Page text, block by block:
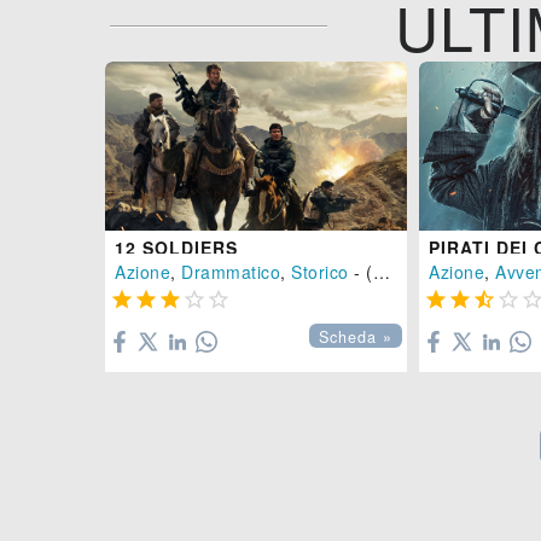
12 SOLDIERS
Azione, Drammatico, Storico - (USA 2018), 130
    
Scheda »
Azione,
    